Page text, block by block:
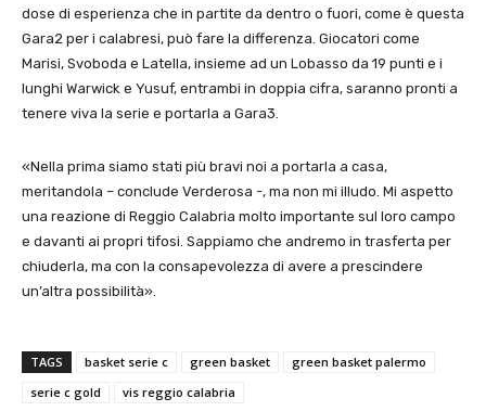
dose di esperienza che in partite da dentro o fuori, come è questa
Gara2 per i calabresi, può fare la differenza. Giocatori come
Marisi, Svoboda e Latella, insieme ad un Lobasso da 19 punti e i
lunghi Warwick e Yusuf, entrambi in doppia cifra, saranno pronti a
tenere viva la serie e portarla a Gara3.
«Nella prima siamo stati più bravi noi a portarla a casa,
meritandola – conclude Verderosa -, ma non mi illudo. Mi aspetto
una reazione di Reggio Calabria molto importante sul loro campo
e davanti ai propri tifosi. Sappiamo che andremo in trasferta per
chiuderla, ma con la consapevolezza di avere a prescindere
un’altra possibilità».
TAGS basket serie c green basket
green basket palermo
serie c gold
vis reggio calabria